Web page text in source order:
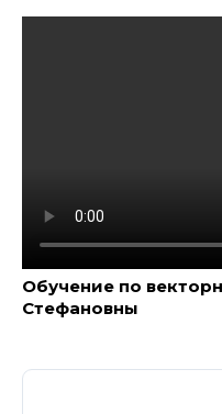
Обучение по
Стефановны